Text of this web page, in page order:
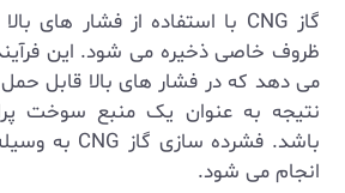
گاز CNG با استفاده از فشار های
ظروف خاصی ذخیره می ‌شود. این فرآیند
می ‌دهد که در فشار های بالا قابل
نتیجه به عنوان یک منبع سوخت
باشد. فشرده ‌سازی گاز CNG به
انجام می ‌شود.